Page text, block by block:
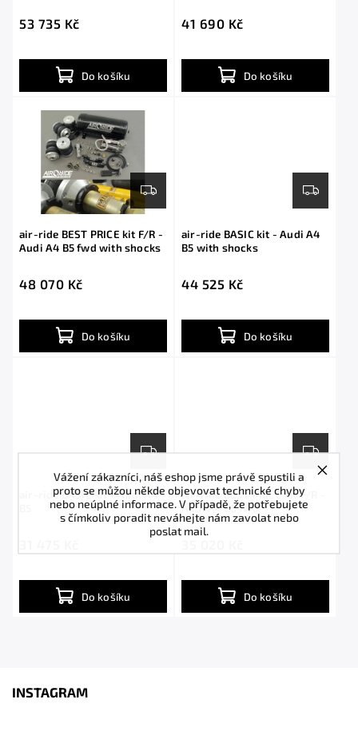
Vážení zákazníci, náš eshop jsme právě spustili a
proto se můžou někde objevovat technické chyby
nebo neúplné informace. V případě, že potřebujete
s čímkoliv poradit neváhejte nám zavolat nebo
poslat mail.
53 735 Kč
Do košíku
41 690 Kč
Do košíku
air-ride BEST PRICE kit F/R -
Audi A4 B5 fwd with shocks
48 070 Kč
Do košíku
air-ride BASIC kit - Audi A4
B5 with shocks
44 525 Kč
Do košíku
air-ride BASIC kit - Audi A4
Do košíku
air-ride BEST PRICE kit F/R -
Audi A4 B5 fwd
Do košíku
INSTAGRAM